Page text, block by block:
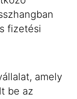
fizetési
amely
be az